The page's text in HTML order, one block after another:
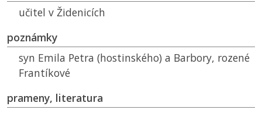
učitel v Židenicích
poznámky
syn Emila Petra (hostinského) a Barbory, rozené
Frantíkové
prameny, literatura